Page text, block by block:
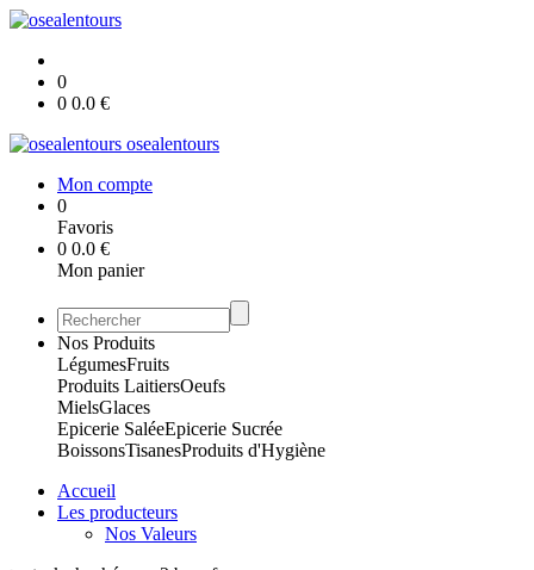
0
0 0.0 €
osealentours
Mon compte
0
Favoris
0 0.0 €
Mon panier
Nos Produits
LégumesFruits
Produits LaitiersOeufs
MielsGlaces
Epicerie SaléeEpicerie Sucrée
BoissonsTisanesProduits d'Hygiène
Accueil
Les producteurs
Nos Valeurs